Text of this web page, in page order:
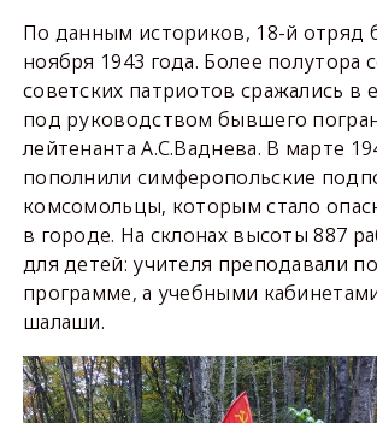
По данным историков, 18-й отряд
ноября 1943 года. Более полутора
советских патриотов сражались в
под руководством бывшего
лейтенанта А.С.Ваднева. В марте
пополнили симферопольские
комсомольцы, которым стало
в городе. На склонах высоты 887
для детей: учителя преподавали
программе, а учебными
шалаши.